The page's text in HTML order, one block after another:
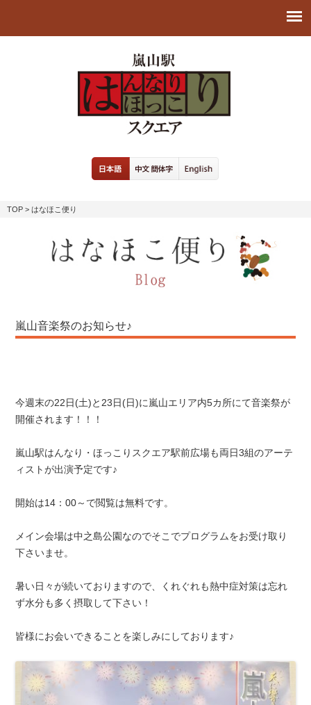
TOP > はなほこ便り
嵐山音楽祭のお知らせ♪
今週末の22日(土)と23日(日)に嵐山エリア内5カ所にて音楽祭が
開催されます！！！
嵐山駅はんなり・ほっこりスクエア駅前広場も両日3組のアーテ
ィストが出演予定です♪
開始は14：00～で閲覧は無料です。
メイン会場は中之島公園なのでそこでプログラムをお受け取り
下さいませ。
暑い日々が続いておりますので、くれぐれも熱中症対策は忘れ
ず水分も多く摂取して下さい！
皆様にお会いできることを楽しみにしております♪